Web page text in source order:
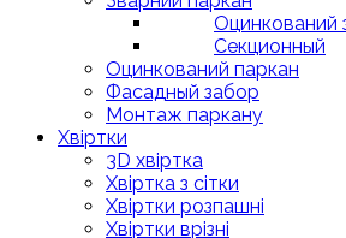
Оцинкований
Секционный
Оцинкований паркан
Фасадный забор
Монтаж паркану
Хвіртки
3D хвіртка
Хвіртка з сітки
Хвіртки розпашні
Хвіртки врізні